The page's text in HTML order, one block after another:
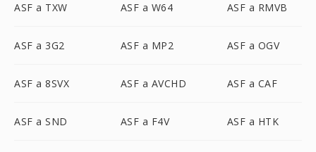
ASF a TXW ASF a W64 ASF a RMVB
ASF a 3G2 ASF a MP2 ASF a OGV
ASF a 8SVX ASF a AVCHD ASF a CAF
ASF a SND ASF a F4V ASF a HTK